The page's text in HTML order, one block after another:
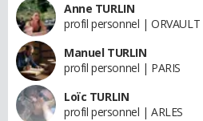
Anne TURLIN
profil personnel | ORVAULT
Manuel TURLIN
profil personnel | PARIS
Loïc TURLIN
profil personnel | ARLES